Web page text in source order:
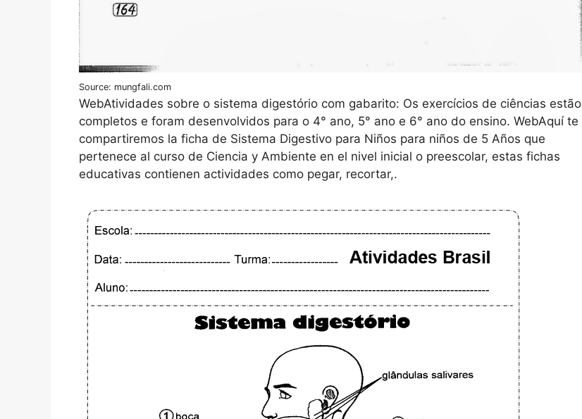
Source: mungfali.com
WebAtividades sobre o sistema digestório com gabarito: Os exercícios de ciências estão
completos e foram desenvolvidos para o 4° ano, 5° ano e 6° ano do ensino. WebAquí te
compartiremos la ficha de Sistema Digestivo para Niños para niños de 5 Años que
pertenece al curso de Ciencia y Ambiente en el nivel inicial o preescolar, estas fichas
educativas contienen actividades como pegar, recortar,.